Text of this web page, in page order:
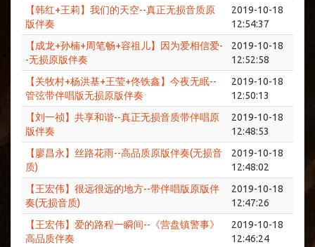
【韩红+王莉】我们的天空--真正无损音质原
版伴奏
2019-10-18
12:54:37
【成龙+孙楠+周笔畅+容祖儿】因为爱相信爱-
-无损原版伴奏
2019-10-18
12:52:58
【关牧村+杨洪基+王莹+佟铁鑫】今夜无眠--
管弦带伴唱版无损原版伴奏
2019-10-18
12:50:13
【刘一祯】共享和谐--真正无损音质带伴唱原
版伴奏
2019-10-18
12:48:53
【廖昌永】丝路花雨--高品质原版伴奏(无损音
质)
2019-10-18
12:48:02
【王宏伟】很远很远的地方--带伴唱版原版伴
奏(无损音质)
2019-10-18
12:47:26
【王宏伟】爱的路程一瞬间--《营盘镇警事》
高品质伴奏
2019-10-18
12:46:24